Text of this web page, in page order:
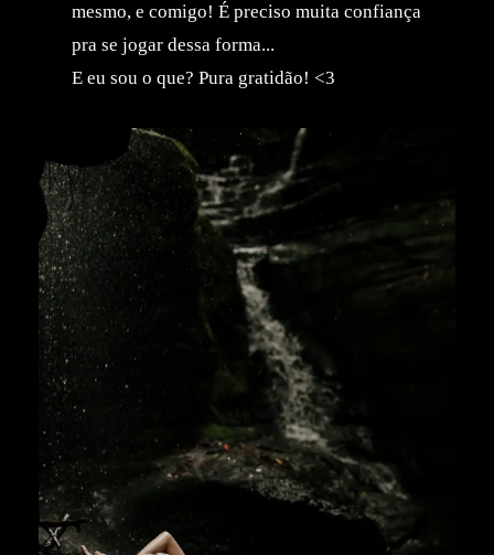
mesmo, e comigo! É preciso muita confiança
pra se jogar dessa forma...
E eu sou o que? Pura gratidão! <3